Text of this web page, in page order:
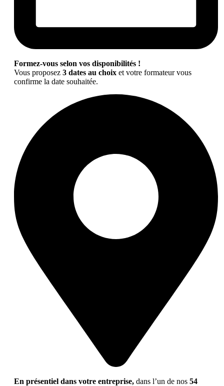
Formez-vous selon vos disponibilités !
Vous proposez 3 dates au choix et votre formateur vous
confirme la date souhaitée.
En présentiel dans votre entreprise, dans l’un de nos 54